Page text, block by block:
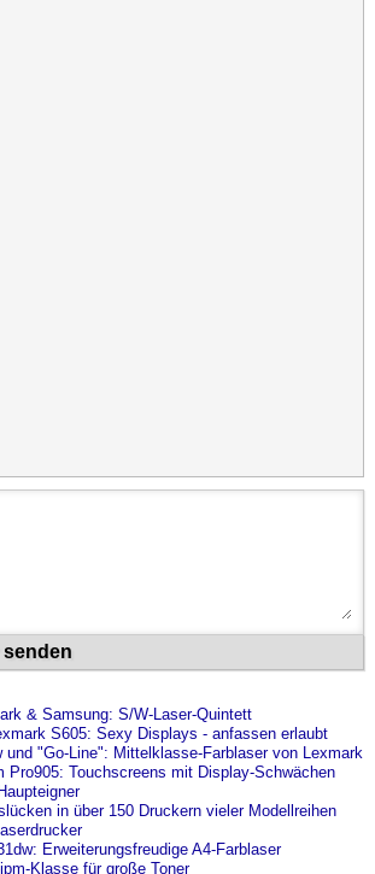
senden
& Samsung: S/W-Laser-Quintett
S605: Sexy Displays - anfassen erlaubt
und "Go-Line": Mittelklasse-Farblaser von Lexmark
Touchscreens mit Display-Schwächen
in über 150 Druckern vieler Modellreihen
Erweiterungsfreudige A4-Farblaser
Klasse für große Toner